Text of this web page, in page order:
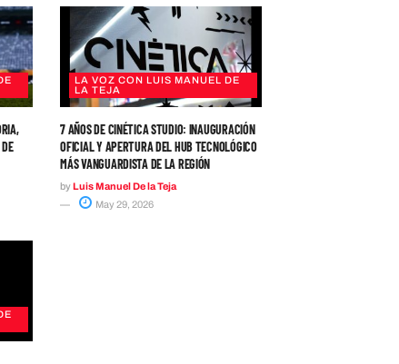
LA VOZ CON LUIS MANUEL DE
LA TEJA
7 AÑOS DE CINÉTICA STUDIO: INAUGURACIÓN
OFICIAL Y APERTURA DEL HUB TECNOLÓGICO
MÁS VANGUARDISTA DE LA REGIÓN
byLuis Manuel De la Teja
May 29, 2026